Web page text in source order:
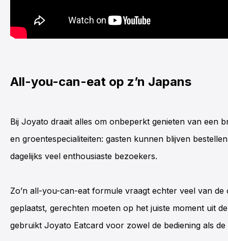
All-you-can-eat op z’n Japans
Bij Joyato draait alles om onbeperkt genieten van een
en groentespecialiteiten: gasten kunnen blijven
dagelijks veel enthousiaste bezoekers.
Zo’n all-you-can-eat formule vraagt echter veel van
geplaatst, gerechten moeten op het juiste moment uit
gebruikt Joyato Eatcard voor zowel de bediening als de